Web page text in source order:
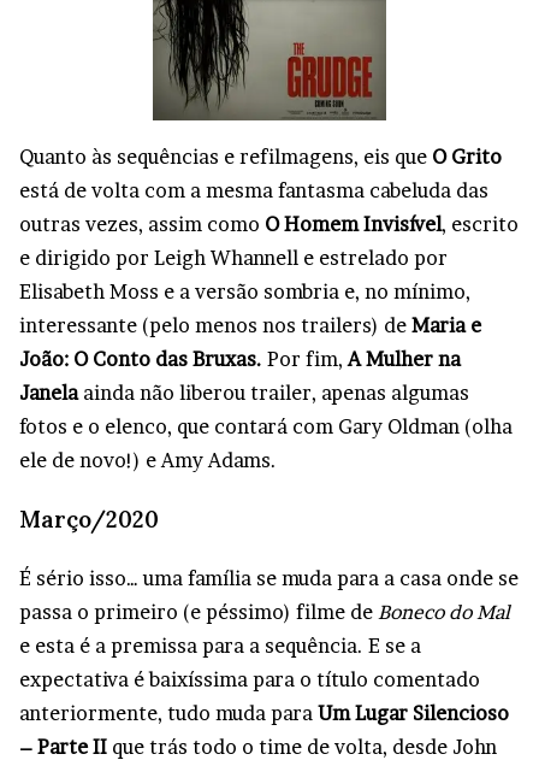
Quanto às sequências e refilmagens, eis que O Grito
está de volta com a mesma fantasma cabeluda das
outras vezes, assim como O Homem Invisível, escrito
e dirigido por Leigh Whannell e estrelado por
Elisabeth Moss e a versão sombria e, no mínimo,
interessante (pelo menos nos trailers) de Maria e
João: O Conto das Bruxas. Por fim,A Mulher na
Janelaainda não liberou trailer, apenas algumas
fotos e o elenco, que contará com Gary Oldman (olha
ele de novo!) e Amy Adams.
Março/2020
É sério isso… uma família se muda para a casa onde se
passa o primeiro (e péssimo) filme de Boneco do Mal
e esta é a premissa para a sequência. E se a
expectativa é baixíssima para o título comentado
anteriormente, tudo muda para Um Lugar Silencioso
– Parte II que trás todo o time de volta, desde John